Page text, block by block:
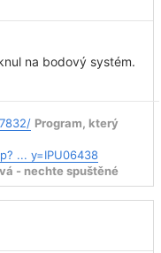
na bodový systém.
Program, který
... y=IPU06438
- nechte spuštěné